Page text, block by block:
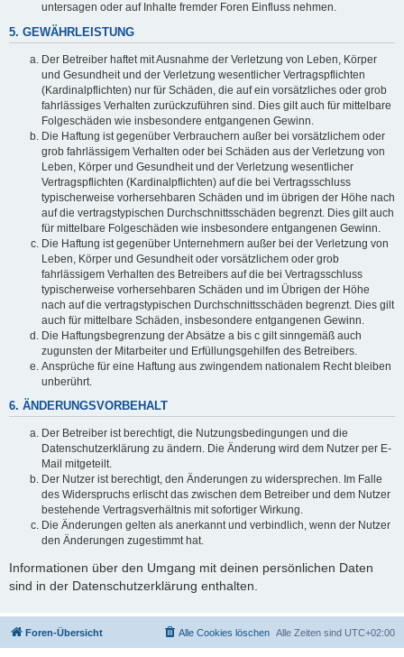
untersagen oder auf Inhalte fremder Foren Einfluss nehmen.
5. GEWÄHRLEISTUNG
Der Betreiber haftet mit Ausnahme der Verletzung von Leben, Körper
und Gesundheit und der Verletzung wesentlicher Vertragspflichten
(Kardinalpflichten) nur für Schäden, die auf ein vorsätzliches oder grob
fahrlässiges Verhalten zurückzuführen sind. Dies gilt auch für mittelbare
Folgeschäden wie insbesondere entgangenen Gewinn.
Die Haftung ist gegenüber Verbrauchern außer bei vorsätzlichem oder
grob fahrlässigem Verhalten oder bei Schäden aus der Verletzung von
Leben, Körper und Gesundheit und der Verletzung wesentlicher
Vertragspflichten (Kardinalpflichten) auf die bei Vertragsschluss
typischerweise vorhersehbaren Schäden und im übrigen der Höhe nach
auf die vertragstypischen Durchschnittsschäden begrenzt. Dies gilt auch
für mittelbare Folgeschäden wie insbesondere entgangenen Gewinn.
Die Haftung ist gegenüber Unternehmern außer bei der Verletzung von
Leben, Körper und Gesundheit oder vorsätzlichem oder grob
fahrlässigem Verhalten des Betreibers auf die bei Vertragsschluss
typischerweise vorhersehbaren Schäden und im Übrigen der Höhe
nach auf die vertragstypischen Durchschnittsschäden begrenzt. Dies gilt
auch für mittelbare Schäden, insbesondere entgangenen Gewinn.
Die Haftungsbegrenzung der Absätze a bis c gilt sinngemäß auch
zugunsten der Mitarbeiter und Erfüllungsgehilfen des Betreibers.
Ansprüche für eine Haftung aus zwingendem nationalem Recht bleiben
unberührt.
6. ÄNDERUNGSVORBEHALT
Der Betreiber ist berechtigt, die Nutzungsbedingungen und die
Datenschutzerklärung zu ändern. Die Änderung wird dem Nutzer per E-
Mail mitgeteilt.
Der Nutzer ist berechtigt, den Änderungen zu widersprechen. Im Falle
des Widerspruchs erlischt das zwischen dem Betreiber und dem Nutzer
bestehende Vertragsverhältnis mit sofortiger Wirkung.
Die Änderungen gelten als anerkannt und verbindlich, wenn der Nutzer
den Änderungen zugestimmt hat.
Informationen über den Umgang mit deinen persönlichen Daten
sind in der Datenschutzerklärung enthalten.
Foren-Übersicht Alle Zeiten sind UTC+02:00
Alle Cookies löschen